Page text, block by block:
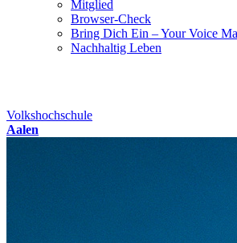
Mitglied
Browser-Check
Bring Dich Ein – Your Voice
Nachhaltig Leben
Volkshochschule
Aalen